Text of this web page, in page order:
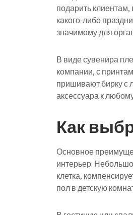
подарить клиентам,
какого-либо
значимому для
В виде сувенира
компании, с
пришивают бирку с
аксессуара к
Как
Основное
интерьер.
клетка,
пол в детскую